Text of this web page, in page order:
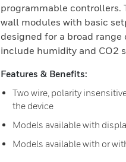
programmable controllers.
wall modules with basic
designed for a broad
include humidity and CO2
Features & Benefits:
Two wire, polarity
the device
Models available with
Models available with or